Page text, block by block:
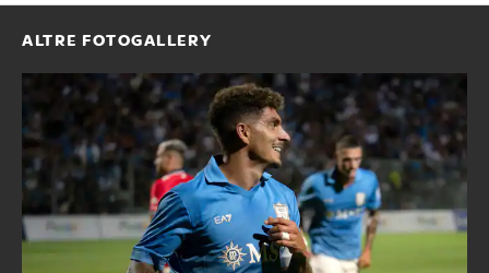
ALTRE FOTOGALLERY